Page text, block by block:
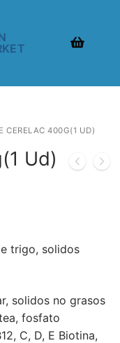
CERELAC 400G(1 UD)
Ud)
trigo, solidos
solidos no grasos
fosfato
C, D, E Biotina,